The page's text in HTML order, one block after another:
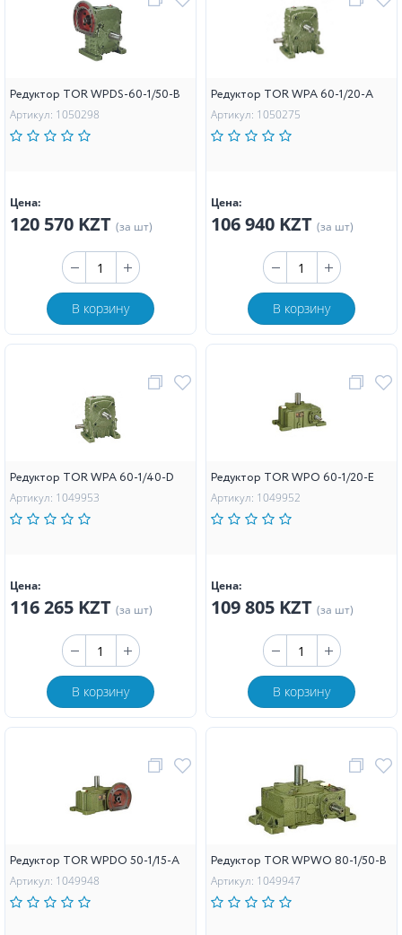
Редуктор TOR WPDS-60-1/50-B
Артикул: 1050298
Цена:
120 570 KZT (за шт)
В корзину
Редуктор TOR WPA 60-1/20-А
Артикул: 1050275
Цена:
106 940 KZT (за шт)
В корзину
Редуктор TOR WPA 60-1/40-D
Артикул: 1049953
Цена:
116 265 KZT (за шт)
В корзину
Редуктор TOR WPO 60-1/20-Е
Артикул: 1049952
Цена:
109 805 KZT (за шт)
В корзину
Редуктор TOR WPDO 50-1/15-А
Артикул: 1049948
Редуктор TOR WPWO 80-1/50-В
Артикул: 1049947